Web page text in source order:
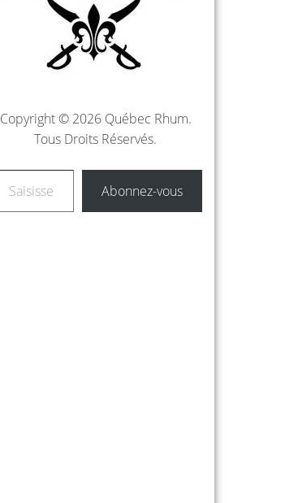
Copyright © 2026 Québec Rhum.
Tous Droits Réservés.
Abonnez-vous